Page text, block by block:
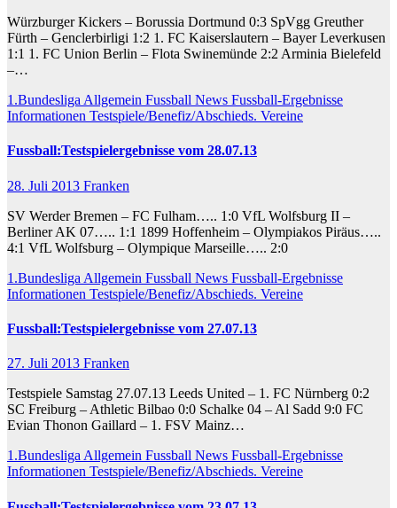
Würzburger Kickers – Borussia Dortmund 0:3 SpVgg Greuther
Fürth – Genclerbirligi 1:2 1. FC Kaiserslautern – Bayer Leverkusen
1:1 1. FC Union Berlin – Flota Swinemünde 2:2 Arminia Bielefeld
–…
1.Bundesliga Allgemein Fussball News Fussball-Ergebnisse
Informationen Testspiele/Benefiz/Abschieds. Vereine
Fussball:Testspielergebnisse vom 28.07.13
28. Juli 2013 Franken
SV Werder Bremen – FC Fulham….. 1:0 VfL Wolfsburg II –
Berliner AK 07….. 1:1 1899 Hoffenheim – Olympiakos Piräus…..
4:1 VfL Wolfsburg – Olympique Marseille….. 2:0
1.Bundesliga Allgemein Fussball News Fussball-Ergebnisse
Informationen Testspiele/Benefiz/Abschieds. Vereine
Fussball:Testspielergebnisse vom 27.07.13
27. Juli 2013 Franken
Testspiele Samstag 27.07.13 Leeds United – 1. FC Nürnberg 0:2
SC Freiburg – Athletic Bilbao 0:0 Schalke 04 – Al Sadd 9:0 FC
Evian Thonon Gaillard – 1. FSV Mainz…
1.Bundesliga Allgemein Fussball News Fussball-Ergebnisse
Informationen Testspiele/Benefiz/Abschieds. Vereine